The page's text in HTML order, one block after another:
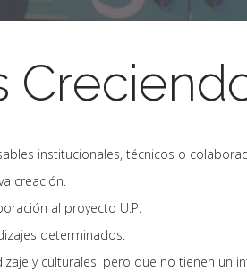
institucionales, técnicos o
creación.
al proyecto U.P.
determinados.
y culturales, pero que no tienen